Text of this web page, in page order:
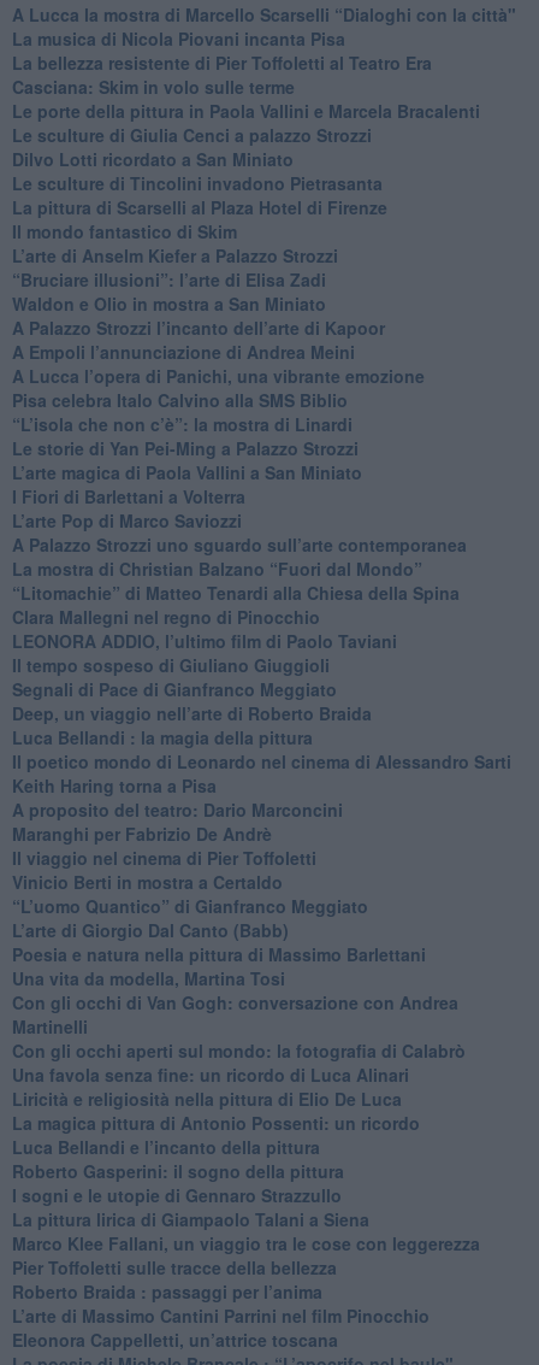
A Lucca la mostra di Marcello Scarselli “Dialoghi con la città"
​La musica di Nicola Piovani incanta Pisa
​La bellezza resistente di Pier Toffoletti al Teatro Era
​Casciana: Skim in volo sulle terme
​Le porte della pittura in Paola Vallini e Marcela Bracalenti
​Le sculture di Giulia Cenci a palazzo Strozzi
​Dilvo Lotti ricordato a San Miniato
​Le sculture di Tincolini invadono Pietrasanta
La pittura di Scarselli al Plaza Hotel di Firenze
​Il mondo fantastico di Skim
​L’arte di Anselm Kiefer a Palazzo Strozzi
​“Bruciare illusioni”: l’arte di Elisa Zadi
​Waldon e Olio in mostra a San Miniato
​A Palazzo Strozzi l’incanto dell’arte di Kapoor
​A Empoli l’annunciazione di Andrea Meini
A Lucca l’opera di Panichi, una vibrante emozione
Pisa celebra Italo Calvino alla SMS Biblio
“L’isola che non c’è”: la mostra di Linardi
​Le storie di Yan Pei-Ming a Palazzo Strozzi
​L’arte magica di Paola Vallini a San Miniato
​I Fiori di Barlettani a Volterra
​L’arte Pop di Marco Saviozzi
​A Palazzo Strozzi uno sguardo sull’arte contemporanea
La mostra di Christian Balzano “Fuori dal Mondo”
​“Litomachie” di Matteo Tenardi alla Chiesa della Spina
​Clara Mallegni nel regno di Pinocchio
​LEONORA ADDIO, l’ultimo film di Paolo Taviani
Il tempo sospeso di Giuliano Giuggioli
Segnali di Pace di Gianfranco Meggiato
​Deep, un viaggio nell’arte di Roberto Braida
​Luca Bellandi : la magia della pittura
​Il poetico mondo di Leonardo nel cinema di Alessandro Sarti
​Keith Haring torna a Pisa
​A proposito del teatro: Dario Marconcini
Maranghi per Fabrizio De Andrè
​Il viaggio nel cinema di Pier Toffoletti
Vinicio Berti in mostra a Certaldo
“L’uomo Quantico” di Gianfranco Meggiato
​L’arte di Giorgio Dal Canto (Babb)
Poesia e natura nella pittura di Massimo Barlettani
Una vita da modella, Martina Tosi
​Con gli occhi di Van Gogh: conversazione con Andrea
Martinelli
​Con gli occhi aperti sul mondo: la fotografia di Calabrò
Una favola senza fine: un ricordo di Luca Alinari
Liricità e religiosità nella pittura di Elio De Luca
La magica pittura di Antonio Possenti: un ricordo
Luca Bellandi e l’incanto della pittura
​Roberto Gasperini: il sogno della pittura
I sogni e le utopie di Gennaro Strazzullo
La pittura lirica di Giampaolo Talani a Siena
​Marco Klee Fallani, un viaggio tra le cose con leggerezza
​Pier Toffoletti sulle tracce della bellezza
​Roberto Braida : passaggi per l’anima
​L’arte di Massimo Cantini Parrini nel film Pinocchio
Eleonora Cappelletti, un’attrice toscana